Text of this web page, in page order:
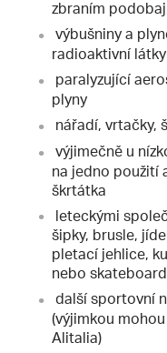
zbraním
výbušniny a
radioaktivní
paralyzující
plyny
nářadí, vrtačky,
výjimečně u
na jedno použití
škrtátka
leteckými
šipky, brusle,
pletací jehlice,
nebo skateboard
další sportovní
(výjimkou
Alitalia)